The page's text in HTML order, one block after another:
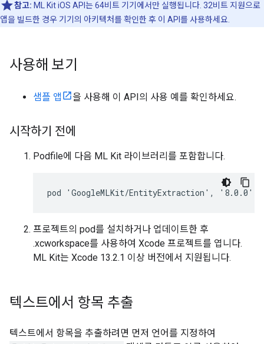
참고: ML Kit iOS API는 64비트 기기에서만 실행됩니다. 32비트 지원으로
앱을 빌드한 경우 기기의 아키텍처를 확인한 후 이 API를 사용하세요.
사용해 보기
샘플 앱 을 사용해 이 API의 사용 예를 확인하세요.
시작하기 전에
Podfile에 다음 ML Kit 라이브러리를 포함합니다.
프로젝트의 pod를 설치하거나 업데이트한 후
.xcworkspace를 사용하여 Xcode 프로젝트를 엽니다.
ML Kit는 Xcode 13.2.1 이상 버전에서 지원됩니다.
텍스트에서 항목 추출
텍스트에서 항목을 추출하려면 먼저 언어를 지정하여